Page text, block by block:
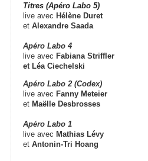
Titres (Apéro Labo 5)
live avec Hélène Duret
et Alexandre Saada
Apéro Labo 4
live avec Fabiana Striffler
et Léa Ciechelski
Apéro Labo 2 (Codex)
live avec Fanny Meteier
et Maëlle Desbrosses
Apéro Labo 1
live avec Mathias Lévy
et Antonin-Tri Hoang